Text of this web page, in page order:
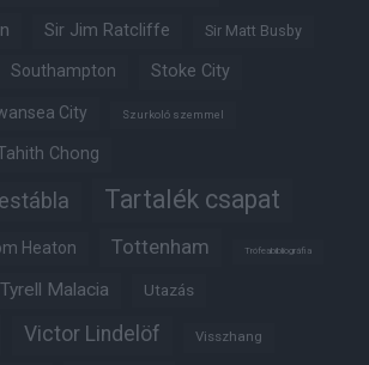
Sir Jim Ratcliffe Sir Matt Busby
Southampton Stoke City
City Szurkoló szemmel
Chong
Tartalék csapat
Heaton Tottenham Trófeabibliográfia
Tyrell Malacia Utazás
Victor Lindelöf Visszhang